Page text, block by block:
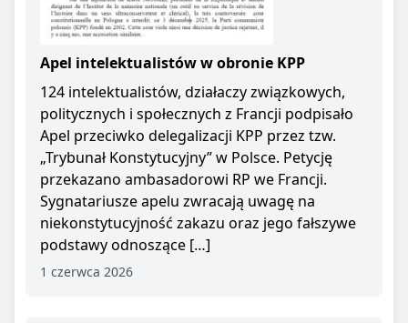
Apel intelektualistów w obronie KPP
124 intelektualistów, działaczy związkowych,
politycznych i społecznych z Francji podpisało
Apel przeciwko delegalizacji KPP przez tzw.
„Trybunał Konstytucyjny” w Polsce. Petycję
przekazano ambasadorowi RP we Francji.
Sygnatariusze apelu zwracają uwagę na
niekonstytucyjność zakazu oraz jego fałszywe
podstawy odnoszące […]
1 czerwca 2026